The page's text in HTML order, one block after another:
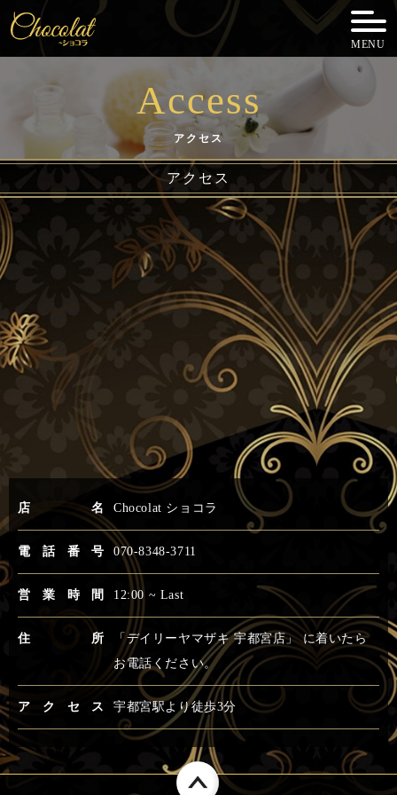
MENU
Access
アクセス
アクセス
店名 Chocolat ショコラ
電話番号 070-8348-3711
営業時間 12:00 ~ Last
住所
「デイリーヤマザキ 宇都宮店」 に着いたら
お電話ください。
アクセス 宇都宮駅より徒歩3分